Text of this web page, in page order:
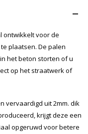
–
ontwikkelt voor de
plaatsen. De palen
het beton storten of u
op het straatwerk of
vervaardigd uit 2mm. dik
krijgt deze een
opgeruwd voor betere